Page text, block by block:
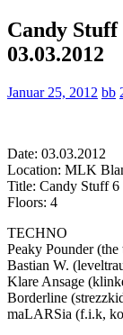
Candy
03.03.2012
Januar 25, 2012 bb
Date: 03.03.2012
Location: MLK
Title: Candy Stuff 6
Floors: 4
TECHNO
Peaky Pounder
Bastian W.
Klare Ansage
Borderline
maLARSia (f.i.k,